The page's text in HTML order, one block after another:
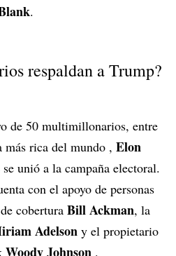
.
respaldan a Trump?
de 50 multimillonarios, entre
más rica del mundo , Elon
unió a la campaña electoral.
con el apoyo de personas
cobertura Bill Ackman, la
Adelson y el propietario
Woody Johnson .